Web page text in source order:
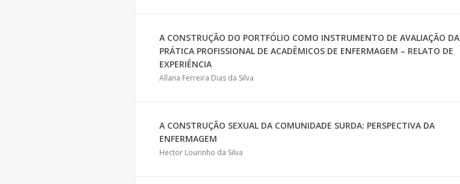
A CONSTRUÇÃO DO PORTFÓLIO COMO INSTRUMENTO DE AVALIAÇÃO DA
PRÁTICA PROFISSIONAL DE ACADÊMICOS DE ENFERMAGEM – RELATO DE
EXPERIÊNCIA
Allana Ferreira Dias da Silva
A CONSTRUÇÃO SEXUAL DA COMUNIDADE SURDA: PERSPECTIVA DA
ENFERMAGEM
Hector Lourinho da Silva